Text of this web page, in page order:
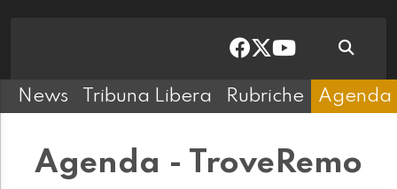
News Tribuna Libera Rubriche Agenda
Agenda - TroveRemo